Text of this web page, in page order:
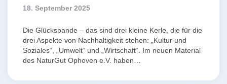
18. September 2025
Die Glücksbande – das sind drei kleine Kerle, die für die
drei Aspekte von Nachhaltigkeit stehen: „Kultur und
Soziales“, „Umwelt“ und „Wirtschaft“. Im neuen Material
des NaturGut Ophoven e.V. haben…